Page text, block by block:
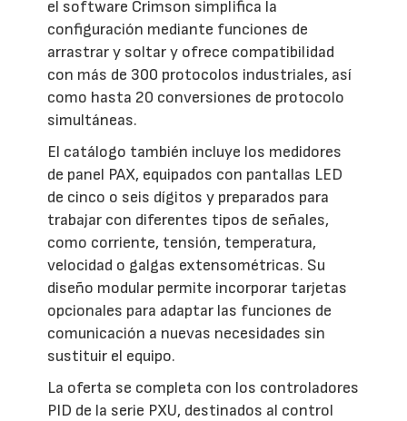
el software Crimson simplifica la
configuración mediante funciones de
arrastrar y soltar y ofrece compatibilidad
con más de 300 protocolos industriales, así
como hasta 20 conversiones de protocolo
simultáneas.
El catálogo también incluye los medidores
de panel PAX, equipados con pantallas LED
de cinco o seis dígitos y preparados para
trabajar con diferentes tipos de señales,
como corriente, tensión, temperatura,
velocidad o galgas extensométricas. Su
diseño modular permite incorporar tarjetas
opcionales para adaptar las funciones de
comunicación a nuevas necesidades sin
sustituir el equipo.
La oferta se completa con los controladores
PID de la serie PXU, destinados al control